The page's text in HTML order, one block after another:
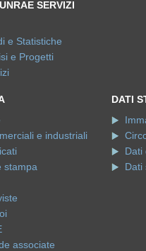
SERVIZI
e Statistiche
e Progetti
e industriali
stampa
associate
DATI
Dati
Dati